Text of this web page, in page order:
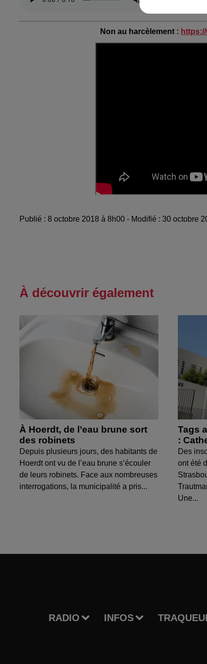
Non au harcèlement :
Publié : 8 octobre 2018 à 8h00 - Modifié : 30 octobre
À découvrir également
À Hoerdt, de l’eau brune sort
des robinets
Depuis plusieurs jours, des habitants de
Hoerdt ont vu de l’eau brune s’écouler
de leurs robinets. Face aux nombreuses
interrogations, la municipalité a pris...
Tags
:
Des
ont été
Une...
RADIO INFOS